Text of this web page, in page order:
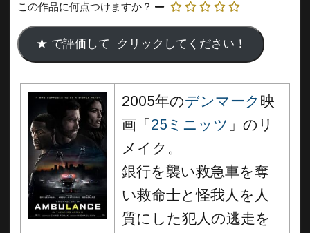
この作品に何点つけますか？
2005年のデンマーク 映
画「 25ミニッツ 」のリ
メイク。
銀行を襲い救急車を奪
い救命士と怪我人を人
質にした犯人の逃走を